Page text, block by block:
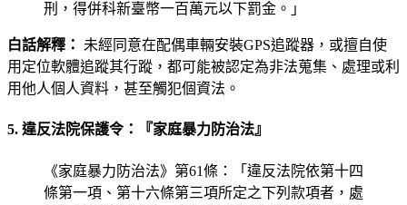
刑，得併科新臺幣一百萬元以下罰金。」
白話解釋：
未經同意在配偶車輛安裝GPS追蹤器，或擅自使
用定位軟體追蹤其行蹤，都可能被認定為非法蒐集、處理或利
用他人個人資料，甚至觸犯個資法。
5. 違反法院保護令：『家庭暴力防治法』
《家庭暴力防治法》第61條：「違反法院依第十四
條第一項、第十六條第三項所定之下列款項者，處